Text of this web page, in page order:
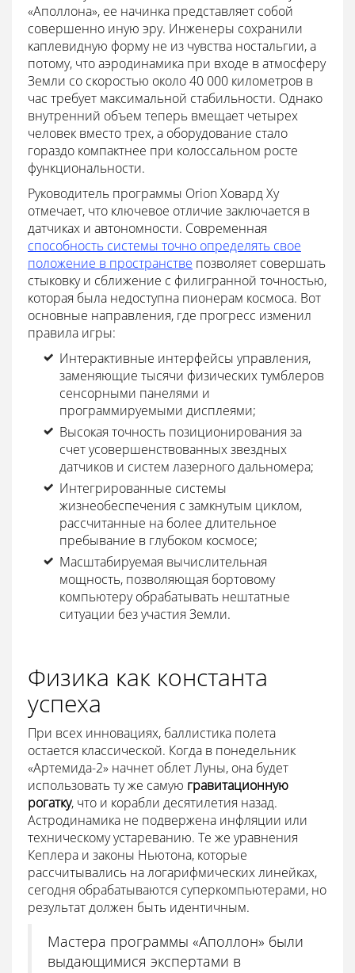
«Аполлона», ее начинка представляет собой
совершенно иную эру. Инженеры сохранили
каплевидную форму не из чувства ностальгии, а
потому, что аэродинамика при входе в атмосферу
Земли со скоростью около 40 000 километров в
час требует максимальной стабильности. Однако
внутренний объем теперь вмещает четырех
человек вместо трех, а оборудование стало
гораздо компактнее при колоссальном росте
функциональности.
Руководитель программы Orion Ховард Ху
отмечает, что ключевое отличие заключается в
датчиках и автономности. Современная
способность системы точно определять свое
положение в пространстве позволяет совершать
стыковку и сближение с филигранной точностью,
которая была недоступна пионерам космоса. Вот
основные направления, где прогресс изменил
правила игры:
Интерактивные интерфейсы управления,
заменяющие тысячи физических тумблеров
сенсорными панелями и
программируемыми дисплеями;
Высокая точность позиционирования за
счет усовершенствованных звездных
датчиков и систем лазерного дальномера;
Интегрированные системы
жизнеобеспечения с замкнутым циклом,
рассчитанные на более длительное
пребывание в глубоком космосе;
Масштабируемая вычислительная
мощность, позволяющая бортовому
компьютеру обрабатывать нештатные
ситуации без участия Земли.
Физика как константа
успеха
При всех инновациях, баллистика полета
остается классической. Когда в понедельник
«Артемида-2» начнет облет Луны, она будет
использовать ту же самую гравитационную
рогатку, что и корабли десятилетия назад.
Астродинамика не подвержена инфляции или
техническому устареванию. Те же уравнения
Кеплера и законы Ньютона, которые
рассчитывались на логарифмических линейках,
сегодня обрабатываются суперкомпьютерами, но
результат должен быть идентичным.
Мастера программы «Аполлон» были
выдающимися экспертами в